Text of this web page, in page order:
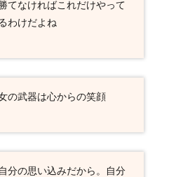
てなければこれだけやって
わけだよね
の武器は心からの笑顔
分の思い込みだから。自分